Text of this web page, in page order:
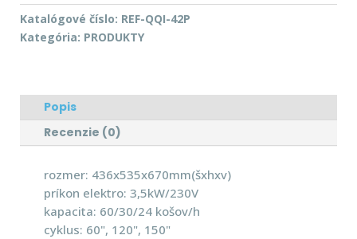
Katalógové číslo: REF-QQI-42P
Kategória: PRODUKTY
Popis
Recenzie (0)
rozmer: 436x535x670mm(šxhxv)
príkon elektro: 3,5kW/230V
kapacita: 60/30/24 košov/h
cyklus: 60", 120", 150"